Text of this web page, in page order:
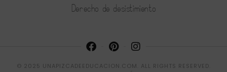
Derecho de desistimiento
© 2025 UNAPIZCADEEDUCACION.COM. ALL RIGHTS RESERVED.